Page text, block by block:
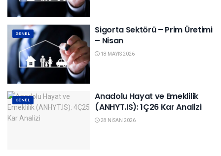
GENEL
Sigorta Sektörü – Prim Üretimi
– Nisan
18 MAYIS 2026
GENEL
Anadolu Hayat ve Emeklilik
(ANHYT.IS): 1Ç26 Kar Analizi
28 NISAN 2026